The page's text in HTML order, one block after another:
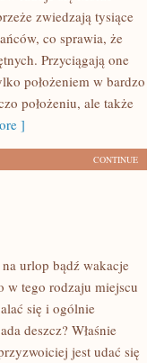
zwiedzają tysiące
co sprawia, że
Przyciągają one
położeniem w bardzo
położeniu, ale także
]
CONTINUE
urlop bądź wakacje
w tego rodzaju miejscu
się i ogólnie
deszcz? Właśnie
jest udać się